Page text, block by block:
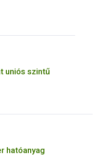
uniós szintű
hatóanyag